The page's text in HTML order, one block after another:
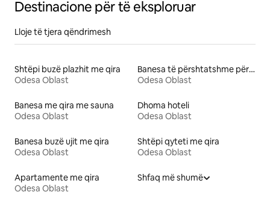
Destinacione për të eksploruar
Lloje të tjera qëndrimesh
Shtëpi buzë plazhit me qira
Odesa Oblast
Banesa të përshtatshme për familje me qira
Odesa Oblast
Banesa me qira me sauna
Odesa Oblast
Dhoma hoteli
Odesa Oblast
Banesa buzë ujit me qira
Odesa Oblast
Shtëpi qyteti me qira
Odesa Oblast
Apartamente me qira
Odesa Oblast
Shfaq më shumë